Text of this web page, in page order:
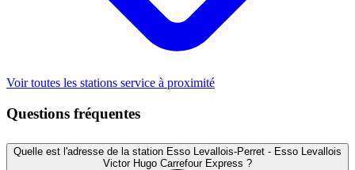
Voir toutes les stations service à proximité
Questions fréquentes
Quelle est l'adresse de la station Esso Levallois-Perret - Esso Levallois
Victor Hugo Carrefour Express ?